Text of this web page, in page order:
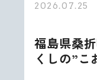
2026.07.25
福島県桑
くしの”こ